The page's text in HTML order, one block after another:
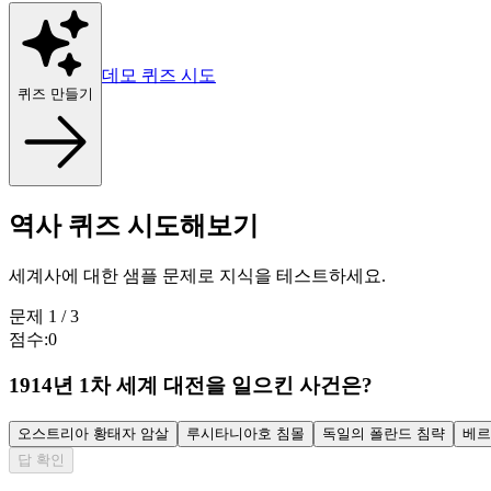
퀴즈 만들기
데모 퀴즈 시도
역사 퀴즈 시도해보기
세계사에 대한 샘플 문제로 지식을 테스트하세요.
문제 1 /3
점수:0
1914년 1차 세계 대전을 일으킨 사건은?
오스트리아 황태자 암살 루시타니아호 침몰 독일의 폴란드 침략
베
답 확인